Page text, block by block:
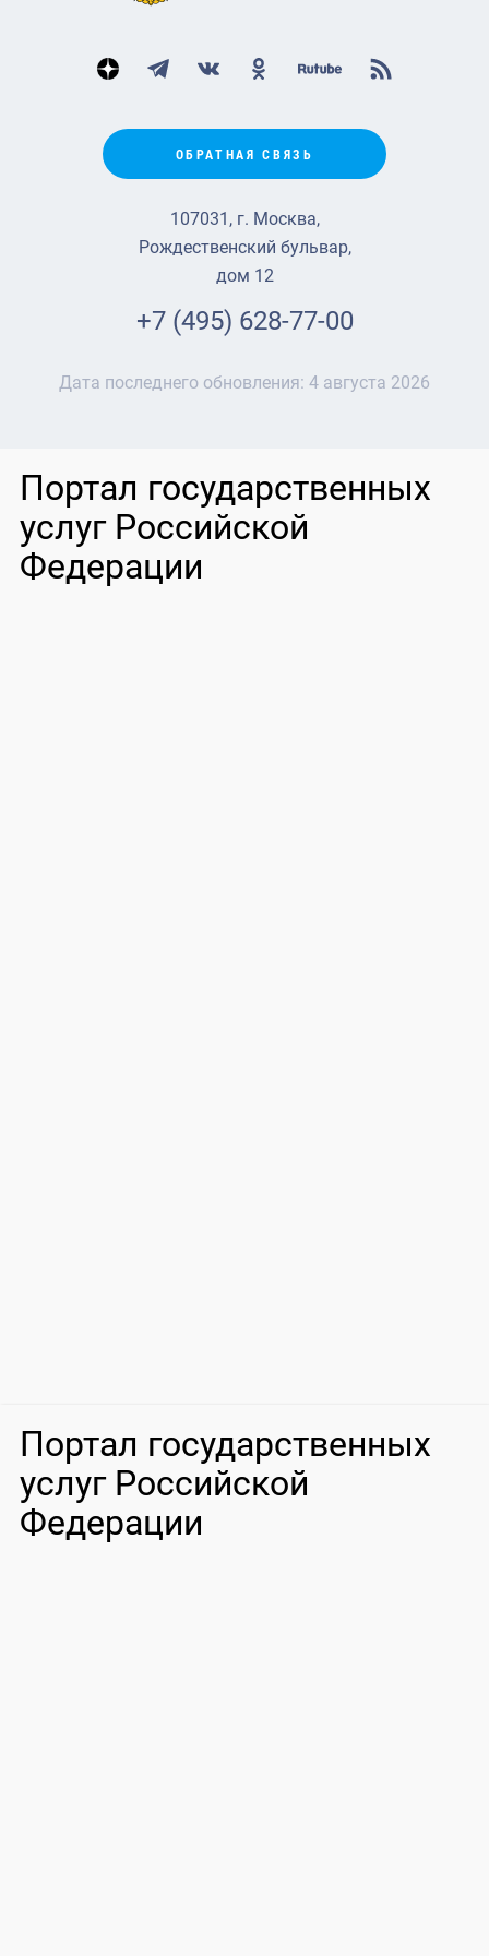
ОБРАТНАЯ СВЯЗЬ
107031, г. Москва,
Рождественский бульвар,
дом 12
+7 (495) 628-77-00
Дата последнего обновления: 4 августа 2026
Портал государственных
услуг Российской
Федерации
Портал государственных
услуг Российской
Федерации